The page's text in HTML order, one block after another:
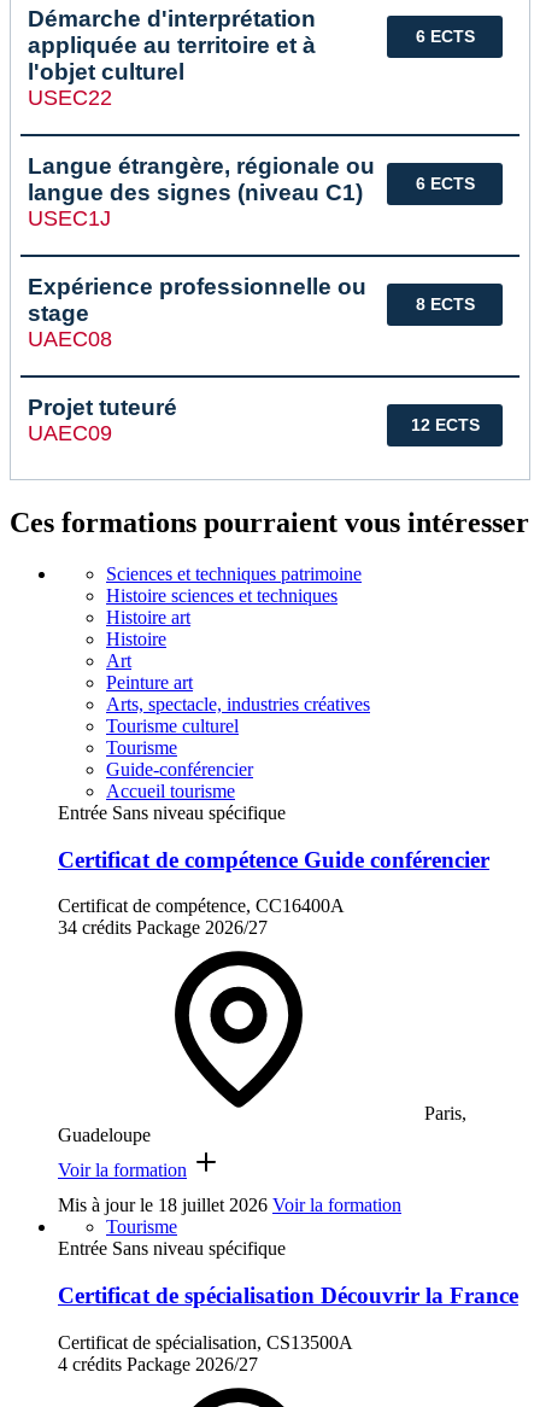
6 ECTS
Démarche d'interprétation
appliquée au territoire et à
l'objet culturel
USEC22
6 ECTS
Langue étrangère, régionale ou
langue des signes (niveau C1)
USEC1J
8 ECTS
Expérience professionnelle ou
stage
UAEC08
12 ECTS
Projet tuteuré
UAEC09
Ces formations pourraient vous intéresser
Sciences et techniques patrimoine
Histoire sciences et techniques
Histoire art
Histoire
Art
Peinture art
Arts, spectacle, industries créatives
Tourisme culturel
Tourisme
Guide-conférencier
Accueil tourisme
Entrée Sans niveau spécifique
Certificat de compétence Guide conférencier
Certificat de compétence, CC16400A
34 crédits Package 2026/27
Paris,
Guadeloupe
Voir la formation
Mis à jour le 18 juillet 2026 Voir la formation
Tourisme
Entrée Sans niveau spécifique
Certificat de spécialisation Découvrir la France
Certificat de spécialisation, CS13500A
4 crédits Package 2026/27